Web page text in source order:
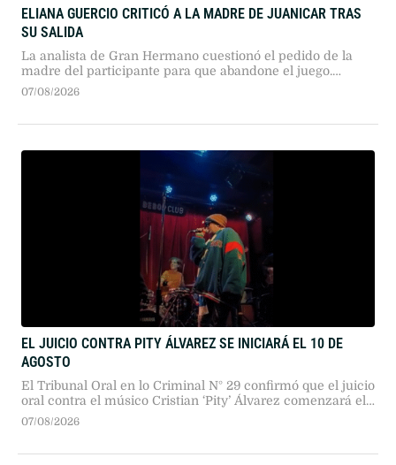
ELIANA GUERCIO CRITICÓ A LA MADRE DE JUANICAR TRAS
SU SALIDA
La analista de Gran Hermano cuestionó el pedido de la
madre del participante para que abandone el juego.
Guercio calificó la decisión como un acto de egoísmo y
07/08/2026
EL JUICIO CONTRA PITY ÁLVAREZ SE INICIARÁ EL 10 DE
AGOSTO
El Tribunal Oral en lo Criminal N° 29 confirmó que el juicio
oral contra el músico Cristian ‘Pity’ Álvarez comenzará el
próximo 10 de agosto. La Justicia desestimó planteos
07/08/2026